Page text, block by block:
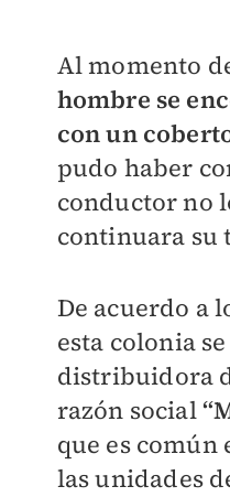
Al momento
hombre se
con un
pudo haber
conductor no
continuara su
De acuerdo a
esta colonia
distribuidora
razón social
que es
las unidades